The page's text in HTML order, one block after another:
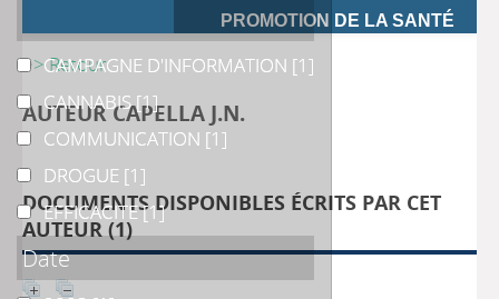
PROMOTION DE LA SANTÉ
>> Retour
AUTEUR CAPELLA J.N.
DOCUMENTS DISPONIBLES ÉCRITS PAR CET
AUTEUR (1)
CAMPAGNE D'INFORMATION
CAMPAGNE D'INFORMATION [1]
CANNABIS
CANNABIS[1]
COMMUNICATION
COMMUNICATION [1]
DROGUE
DROGUE [1]
EFFICACITE
EFFICACITE[1]
Date